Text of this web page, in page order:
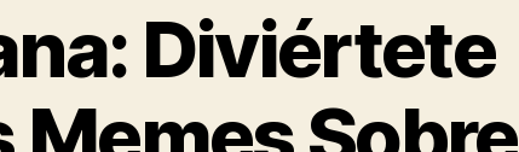
Diviértete